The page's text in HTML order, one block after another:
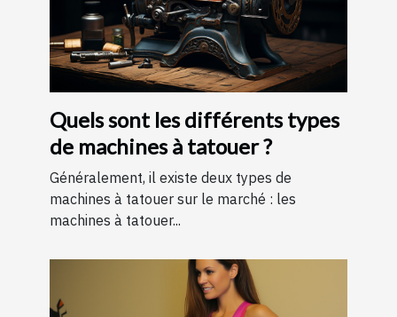
Quels sont les différents types
de machines à tatouer ?
Généralement, il existe deux types de
machines à tatouer sur le marché : les
machines à tatouer...